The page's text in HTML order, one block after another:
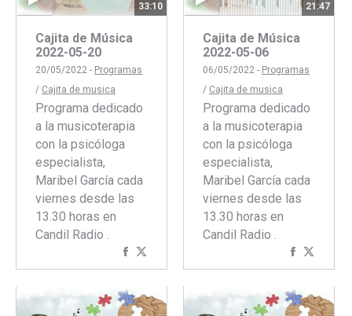
33:10
Cajita de Música
2022-05-20
20/05/2022 - Programas
/ Cajita de musica
Programa dedicado
a la musicoterapia
con la psicóloga
especialista,
Maribel García cada
viernes desde las
13.30 horas en
Candil Radio .
Compartir
con
Facebook
con
Twitter
21:47
Cajita de Música
2022-05-06
06/05/2022 - Programas
/ Cajita de musica
Programa dedicado
a la musicoterapia
con la psicóloga
especialista,
Maribel García cada
viernes desde las
13.30 horas en
Candil Radio .
Compartir
concon